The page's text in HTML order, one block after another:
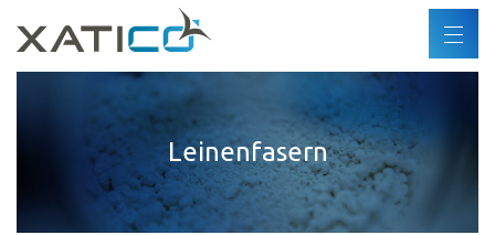
Xatico
Über uns
Unternehmenspolitik
Umweltpolitik
Suchen
DE
Leinenfasern